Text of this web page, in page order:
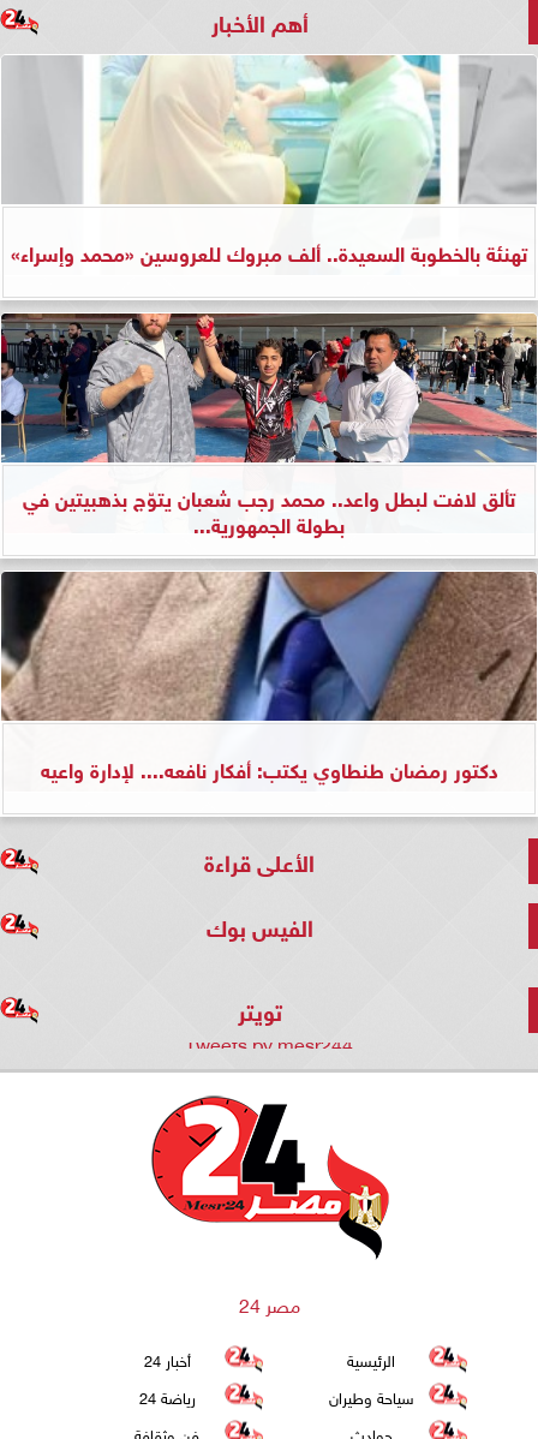
أهم الأخبار
تهنئة بالخطوبة السعيدة.. ألف مبروك للعروسين «محمد وإسراء»
تألق لافت لبطل واعد.. محمد رجب شعبان يتوّج بذهبيتين في
بطولة الجمهورية...
دكتور رمضان طنطاوي يكتب: أفكار نافعه.... لإدارة واعيه
الأعلى قراءة
الفيس بوك
تويتر
Tweets by mesr244
مصر 24
الرئيسية
أخبار 24
سياحة وطيران
رياضة 24
حوادث
فن وثقافة